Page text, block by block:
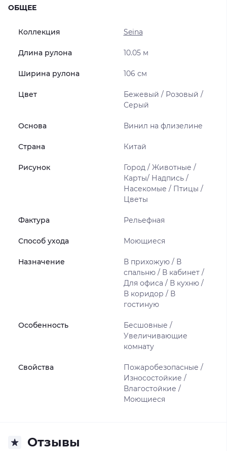
ОБЩЕЕ
Коллекция Seina
Длина рулона 10.05 м
Ширина рулона 106 см
Цвет
Бежевый / Розовый /
Серый
Основа Винил на флизелине
Страна Китай
Рисунок
Город / Животные /
Карты/ Надпись /
Насекомые / Птицы /
Цветы
Фактура Рельефная
Способ ухода Моющиеся
Назначение
В прихожую / В
спальню / В кабинет /
Для офиса / В кухню /
В коридор / В
гостиную
Особенность
Бесшовные /
Увеличивающие
комнату
Свойства
Пожаробезопасные /
Износостойкие /
Влагостойкие /
Моющиеся
Отзывы